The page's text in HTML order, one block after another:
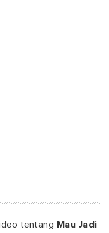
tentang Mau Jadi